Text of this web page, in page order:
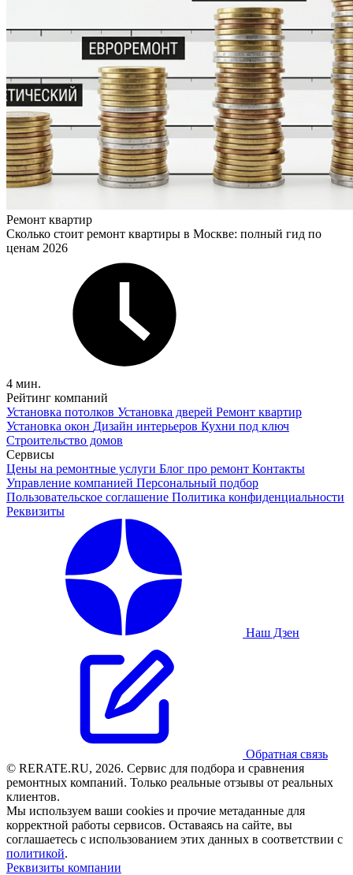
Ремонт квартир
Сколько стоит ремонт квартиры в Москве: полный гид по
ценам 2026
4 мин.
Рейтинг компаний
Установка потолков Установка дверей Ремонт квартир
Установка окон Дизайн интерьеров Кухни под ключ
Строительство домов
Сервисы
Цены на ремонтные услуги Блог про ремонт Контакты
Управление компанией Персональный подбор
Пользовательское соглашение Политика конфиденциальности
Реквизиты
Наш Дзен
Обратная связь
© RERATE.RU, 2026. Сервис для подбора и сравнения
ремонтных компаний. Только реальные отзывы от реальных
клиентов.
Мы используем ваши cookies и прочие метаданные для
корректной работы сервисов. Оставаясь на сайте, вы
соглашаетесь с использованием этих данных в соответствии с
политикой.
Реквизиты компании